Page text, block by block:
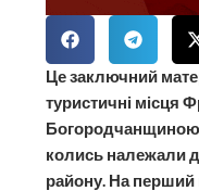
Це заключний
туристичні місця
Богородчанщиною
колись належали
району. На перший